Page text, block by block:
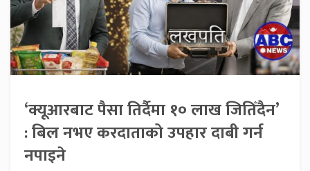
‘क्यूआरबाट पैसा तिर्दैमा १० लाख जितिँदैन’
: बिल नभए करदाताको उपहार दाबी गर्न
नपाइने